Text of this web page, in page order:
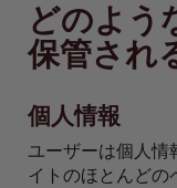
どのよう
保管され
個人情報
ユーザーは個人情
イトのほとんどの